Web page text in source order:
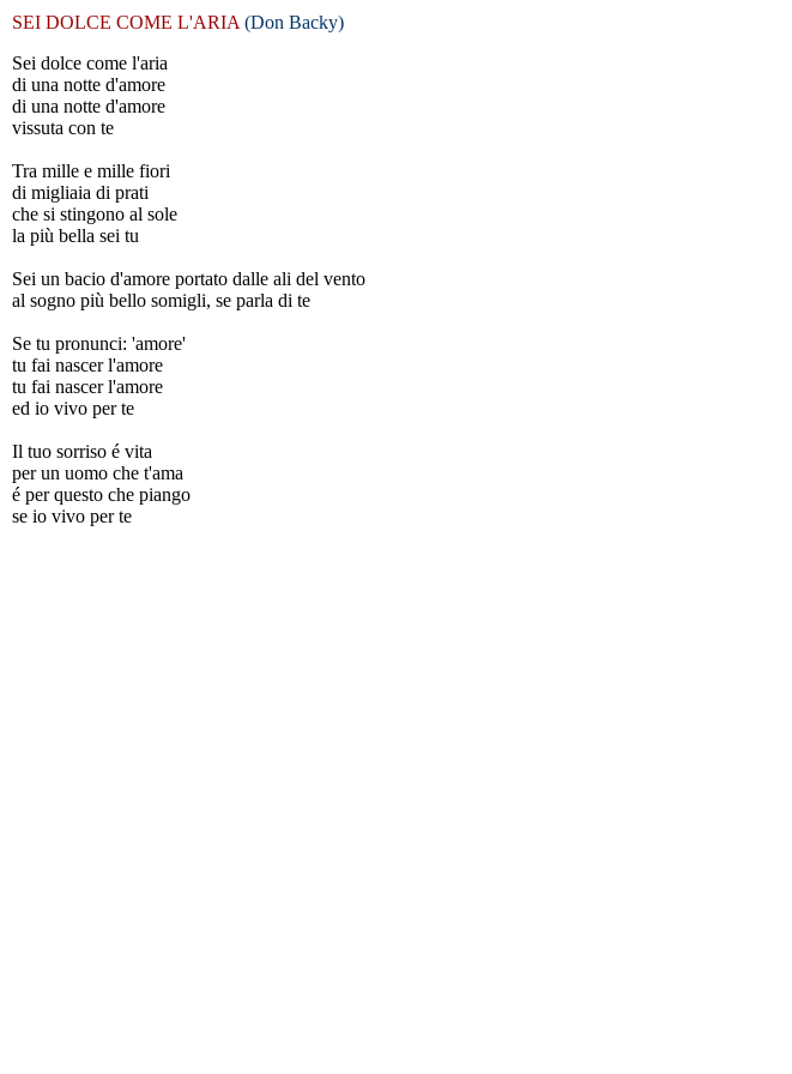
SEI DOLCE COME L'ARIA (Don Backy)
Sei dolce come l'aria
di una notte d'amore
di una notte d'amore
vissuta con te
Tra mille e mille fiori
di migliaia di prati
che si stingono al sole
la più bella sei tu
Sei un bacio d'amore portato dalle ali del vento
al sogno più bello somigli, se parla di te
Se tu pronunci: 'amore'
tu fai nascer l'amore
tu fai nascer l'amore
ed io vivo per te
Il tuo sorriso é vita
per un uomo che t'ama
é per questo che piango
se io vivo per te